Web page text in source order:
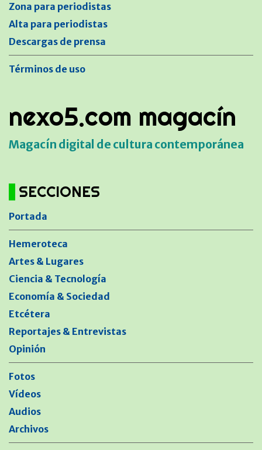
Zona para periodistas
Alta para periodistas
Descargas de prensa
Términos de uso
nexo5.com magacín
Magacín digital de cultura contemporánea
SECCIONES
Portada
Hemeroteca
Artes & Lugares
Ciencia & Tecnología
Economía & Sociedad
Etcétera
Reportajes & Entrevistas
Opinión
Fotos
Vídeos
Audios
Archivos